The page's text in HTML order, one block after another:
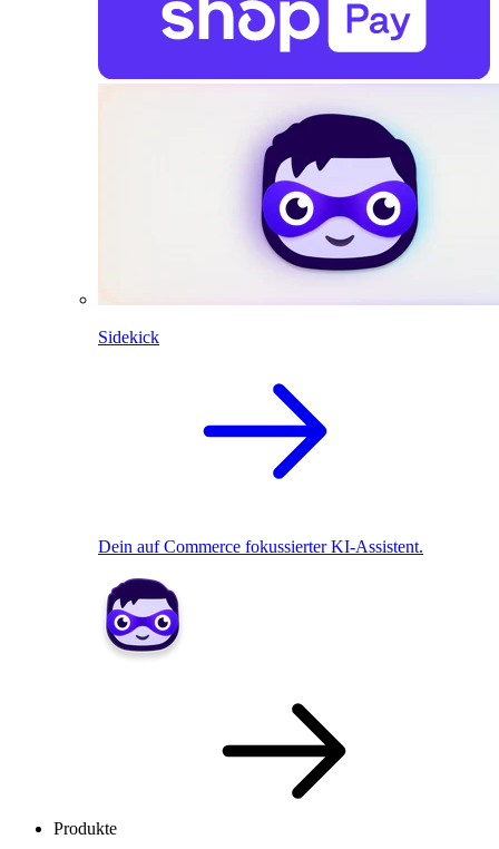
Sidekick
Dein auf Commerce fokussierter KI-Assistent.
Produkte